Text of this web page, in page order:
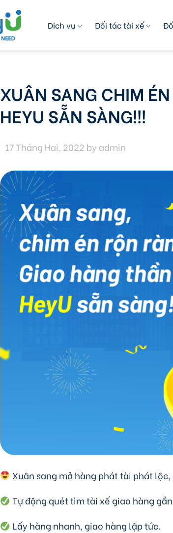
Dich vụ Đối tác tài xế
XUÂN SANG CHIM
HEYU SẴN SÀNG!!!
17 Tháng Hai, 2022 by admin
Xuân sang mở hàng phát tài phát
Tự động quét tìm tài xế giao hàng
Lấy hàng nhanh, giao hàng lập tức.